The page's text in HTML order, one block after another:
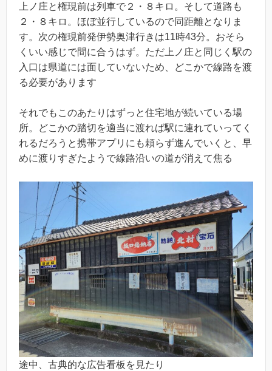
上ノ庄と権現前は列車で２・８キロ。そして道路も
２・８キロ。ほぼ並行しているので同距離となりま
す。次の権現前発伊勢奥津行きは11時43分。おそら
くいい感じで間に合うはず。ただ上ノ庄と同じく駅の
入口は県道には面していないため、どこかで線路を渡
る必要があります
それでもこのあたりはずっと住宅地が続いている場
所。どこかの踏切を適当に渡れば駅に連れていってく
れるだろうと携帯アプリにも頼らず進んでいくと、早
めに渡りすぎたようで線路沿いの道が消えて焦る
途中、古典的な広告看板を見たり